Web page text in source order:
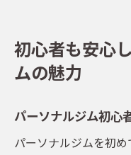
初心者がパ
実感
パーソナル
くり
初心者も安心
ムの魅力
パーソナルジム初心
パーソナルジムを初